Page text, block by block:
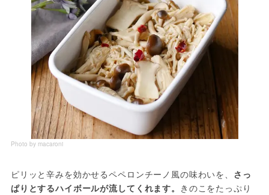
Photo by macaroni
ピリッと辛みを効かせるペペロンチーノ風の味わいを、 さっ
ぱりとするハイボールが流してくれます。 きのこをたっぷり